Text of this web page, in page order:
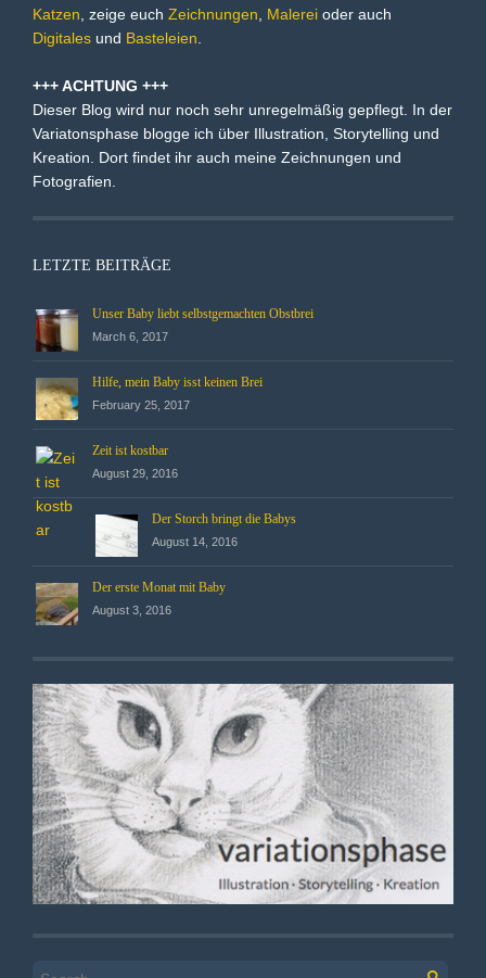
Katzen , zeige euch Zeichnungen Malerei oder auch
Digitales und Basteleien
+++ ACHTUNG +++
Dieser Blog wird nur noch sehr unregelmäßig gepflegt. In der
Variatonsphase blogge ich über Illustration, Storytelling und
Kreation. Dort findet ihr auch meine Zeichnungen und
Fotografien.
LETZTE BEITRÄGE
Unser Baby liebt selbstgemachten Obstbrei
March 6, 2017
Hilfe, mein Baby isst keinen Brei
February 25, 2017
Zeit ist kostbar
August 29, 2016
Der Storch bringt die Babys
August 14, 2016
Der erste Monat mit Baby
August 3, 2016
Search